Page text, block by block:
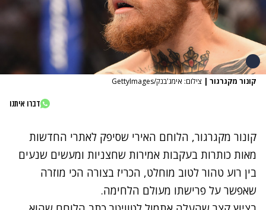
קונור מקגרגור | צילום: אימג'בנק/GettyImages
דברו איתנו
קונור מקגרגור, הלוחם האירי שסיפק לאתרי החדשות
מאות כותרות בעקבות אמירות שחצניות ומעשים שנעים
בין רוע טהור לטוב מוחלט, הכריז בצורה הכי מוזרה
שאפשר על פרישתו מעולם הלחימה.